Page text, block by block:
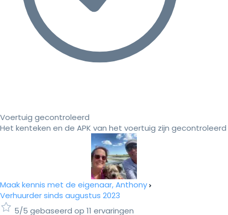
Voertuig gecontroleerd
Het kenteken en de APK van het voertuig zijn gecontroleerd
Maak kennis met de eigenaar, Anthony
Verhuurder sinds augustus 2023
5/5 gebaseerd op 11 ervaringen